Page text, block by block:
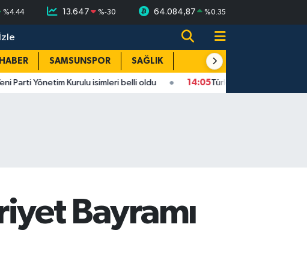
%4.44 13.647 %-30 64.084,87 %0.35
SAMSUNSPOR SAĞLIK TEKNOLOJİ
Kurulu isimleri belli oldu 14:05 Türkiye’de internet kullananların
Bayramı